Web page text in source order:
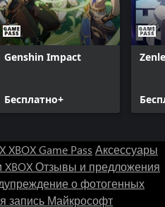
Genshin Impact
Бесплатно+
XBOX Game Pass Аксессуары
Отзывы и предложения
о фотогенных
запись Майкрософт